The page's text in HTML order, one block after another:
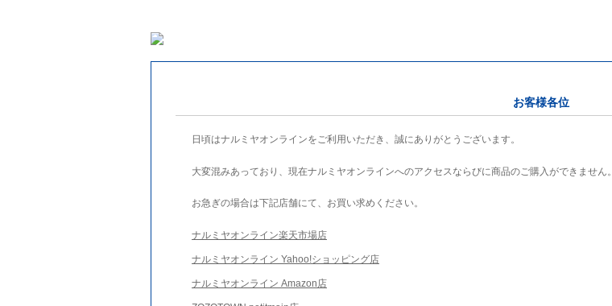
お客様各位
日頃はナルミヤオンラインをご利用いただき、誠にありがとうございます。
大変混みあっており、現在ナルミヤオンラインへのアクセスならびに商品のご購入ができません。
お急ぎの場合は下記店舗にて、お買い求めください。
ナルミヤオンライン楽天市場店
ナルミヤオンライン Yahoo!ショッピング店
ナルミヤオンライン Amazon店